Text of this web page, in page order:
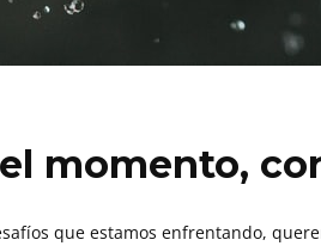
momento,
que estamos enfrentando,